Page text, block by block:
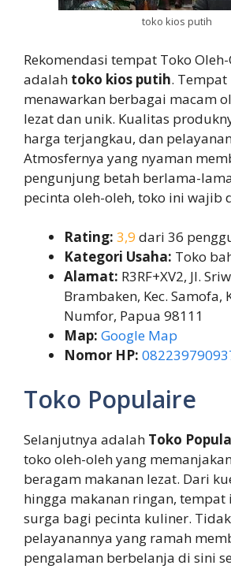
toko kios putih
Rekomendasi tempat Toko
adalah toko kios putih. Tempat
menawarkan berbagai macam
lezat dan unik. Kualitas
harga terjangkau, dan
Atmosfernya yang nyaman
pengunjung betah berlama-
pecinta oleh-oleh, toko ini wajib
Rating: 3,9 dari 36
Kategori Usaha: Toko
Alamat: R3RF+XV2, Jl.
Brambaken, Kec. Samofa,
Numfor, Papua 98111
Map: Google Map
Nomor HP:
Toko Populaire
Selanjutnya adalah Toko
toko oleh-oleh yang
beragam makanan lezat. Dari
hingga makanan ringan, tempat
surga bagi pecinta kuliner.
pelayanannya yang ramah
pengalaman berbelanja di sini